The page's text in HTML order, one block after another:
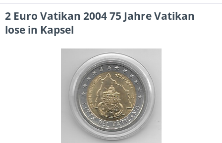
2 Euro Vatikan 2004 75 Jahre Vatikan
lose in Kapsel